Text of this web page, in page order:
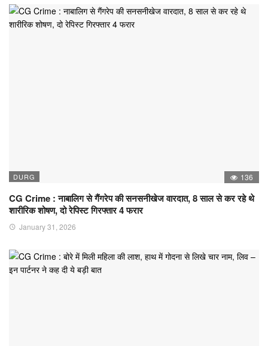
DURG 136
CG Crime : नाबालिग से गैंगरेप की सनसनीखेज वारदात, 8 साल से कर रहे थे
शारीरिक शोषण, दो रेपिस्ट गिरफ्तार 4 फरार
January 31, 2026